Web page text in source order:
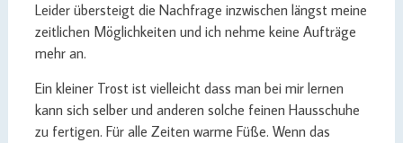
Leider übersteigt die Nachfrage inzwischen längst meine
zeitlichen Möglichkeiten und ich nehme keine Aufträge
mehr an.
Ein kleiner Trost ist vielleicht dass man bei mir lernen
kann sich selber und anderen solche feinen Hausschuhe
zu fertigen. Für alle Zeiten warme Füße. Wenn das